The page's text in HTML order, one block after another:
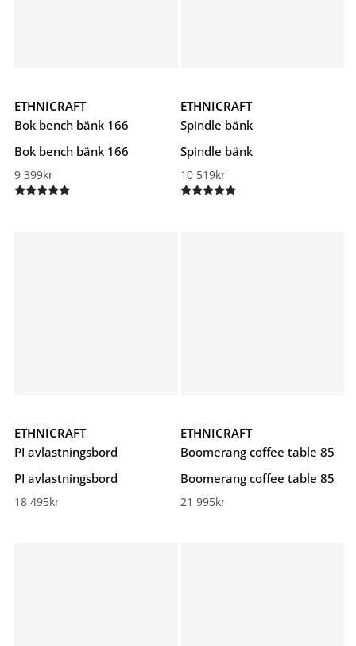
ETHNICRAFT
Bok bench bänk 166
Bok bench bänk 166
9 399kr
ETHNICRAFT
Spindle bänk
Spindle bänk
10 519kr
ETHNICRAFT
PI avlastningsbord
PI avlastningsbord
18 495kr
ETHNICRAFT
Boomerang coffee table 85
Boomerang coffee table 85
21 995kr